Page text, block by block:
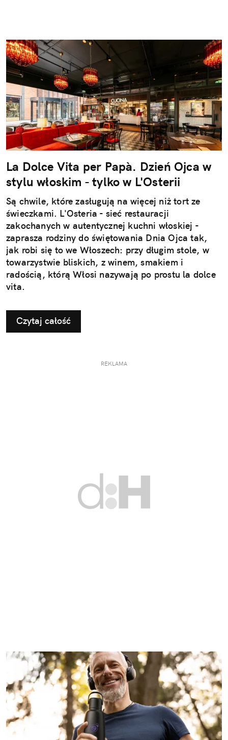
La Dolce Vita per Papà. Dzień Ojca w
stylu włoskim - tylko w L'Osterii
Są chwile, które zasługują na więcej niż tort ze
świeczkami. L'Osteria - sieć restauracji
zakochanych w autentycznej kuchni włoskiej -
zaprasza rodziny do świętowania Dnia Ojca tak,
jak robi się to we Włoszech: przy długim stole, w
towarzystwie bliskich, z winem, smakiem i
radością, którą Włosi nazywają po prostu la dolce
vita.
Czytaj całość
REKLAMA